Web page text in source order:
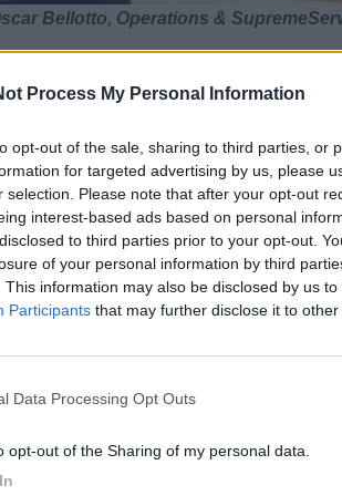
Process My Personal Information
opt-out of the sale, sharing to third parties, or
for targeted advertising by us, please
selection. Please note that after your opt-out
interest-based ads based on personal
to third parties prior to your opt-out.
of your personal information by third
This information may also be disclosed by us
Participants that may further disclose it to other
Data Processing Opt Outs
opt-out of the Sharing of my personal data.
Bellotto, Operations &
di persone, tra cui l'Amministratore
questo significativo traguardo
dal vivo e momenti ricreativi, mentre
e passatempi. Si è trattato di
questi cento anni di storia e per
il Gruppo KSB.
fondata la “Società Italiana Pompe
Umberto 28 a Milano e
KSB Italia S.p.A. e celebra il centenario
rappresentava il primo insediamento
Maschinen- & Armatur-Fabrik Klein,
espansione, con un primo trasferimento
nella zona di Milano Precotto.
Costruzione Pompe”.
e restaurata presso la sede di